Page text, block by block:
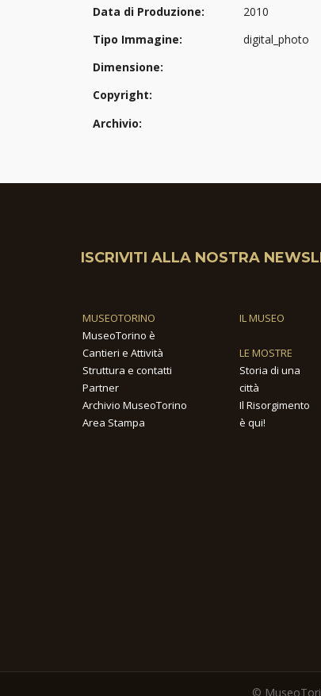
Data di Produzione:
2010
Tipo Immagine:
digital_photo
Dimensione:
Copyright:
Archivio:
ISCRIVITI ALLA NOSTRA
MUSEOTORINO
MuseoTorino è
Cantieri e Attività
Struttura e contatti
Partner
Archivio MuseoTorino
Area Stampa
IL MUSEO
LE MOSTRE
Storia di una
città
Il Risorgimento
è qui!
©